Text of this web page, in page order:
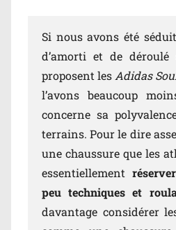
Si nous avons été
d’amorti et de
proposent les Adidas
l’avons beaucoup
concerne sa
terrains. Pour le dire
une chaussure que les
essentiellement
peu techniques et
davantage considérer